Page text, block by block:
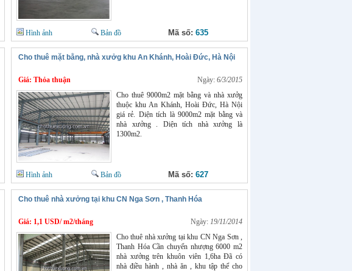
Hình ảnh Bản đồ Mã số: 635
Cho thuê mặt bằng, nhà xưởg khu An Khánh, Hoài Đức, Hà Nội
Giá: Thỏa thuận Ngày: 6/3/2015
Cho thuê 9000m2 mặt bằng và nhà xưởg
thuộc khu An Khánh, Hoài Đức, Hà Nội
giá rẻ. Diện tích là 9000m2 mặt bằng và
nhà xưởng . Diện tích nhà xưởng là
1300m2.
Hình ảnh Bản đồ Mã số: 627
Cho thuê nhà xưởng tại khu CN Nga Sơn , Thanh Hóa
Giá: 1,1 USD/ m2/tháng Ngày: 19/11/2014
Cho thuê nhà xưởng tại khu CN Nga Sơn ,
Thanh Hóa Cần chuyển nhượng 6000 m2
nhà xưởng trên khuôn viên 1,6ha Đã có
nhà điều hành , nhà ăn , khu tập thể cho